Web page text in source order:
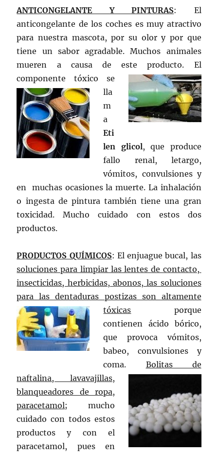
ANTICONGELANTE Y PINTURAS: El
anticongelante de los coches es muy atractivo
para nuestra mascota, por su olor y por que
tiene un sabor agradable. Muchos animales
mueren a causa de este producto. El
componente tóxico se
lla
m
a
Eti
len glicol, que produce
fallo renal, letargo,
vómitos, convulsiones y
en muchas ocasiones la muerte. La inhalación
o ingesta de pintura también tiene una gran
toxicidad. Mucho cuidado con estos dos
productos.
PRODUCTOS QUÍMICOS: El enjuague bucal, las
soluciones para limpiar las lentes de contacto,
insecticidas, herbicidas, abonos, las soluciones
para las dentaduras postizas son altamente
tóxicas porque
contienen ácido bórico,
que provoca vómitos,
babeo, convulsiones y
coma. Bolitas de
naftalina, lavavajillas,
blanqueadores de ropa,
paracetamol; mucho
cuidado con todos estos
productos y con el
paracetamol, pues en